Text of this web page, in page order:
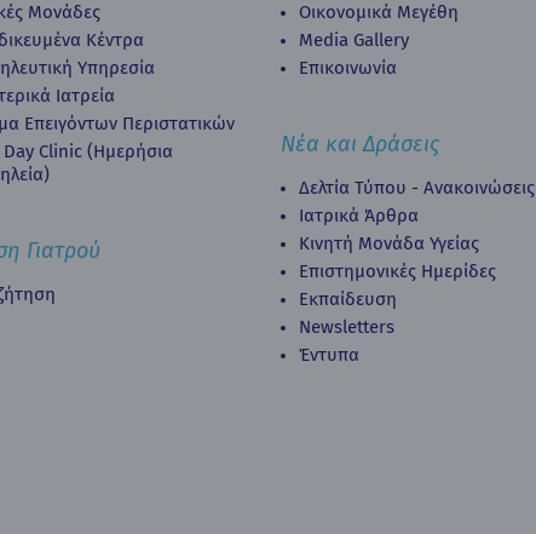
Μονάδες
Κέντρα
Υπηρεσία
Ιατρεία
Επειγόντων Περιστατικών
Clinic (Ημερήσια
Γιατρού
Οικονομικά Μεγέθη
Media Gallery
Επικοινωνία
Νέα και Δράσεις
Δελτία Τύπου - Ανακοινώσεις
Ιατρικά Άρθρα
Κινητή Μονάδα Υγείας
Επιστημονικές Ημερίδες
Εκπαίδευση
Newsletters
Έντυπα